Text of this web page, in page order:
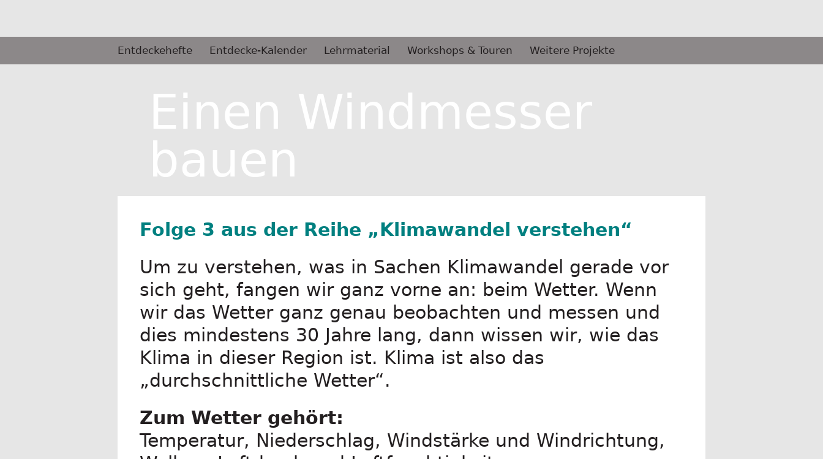
Menü
Entdeckehefte Entdecke-Kalender Lehrmaterial Workshops & Touren Weitere Projekte
Einen Windmesser
bauen
Folge 3 aus der Reihe „Klimawandel verstehen“
Um zu verstehen, was in Sachen Klimawandel gerade vor
sich geht, fangen wir ganz vorne an: beim Wetter. Wenn
wir das Wetter ganz genau beobachten und messen und
dies mindestens 30 Jahre lang, dann wissen wir, wie das
Klima in dieser Region ist. Klima ist also das
„durchschnittliche Wetter“.
Zum Wetter gehört:
Temperatur, Niederschlag, Windstärke und Windrichtung,